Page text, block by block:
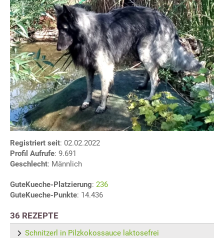
Registriert seit: 02.02.2022
Profil Aufrufe: 9.691
Geschlecht: Männlich
GuteKueche-Platzierung: 236
GuteKueche-Punkte: 14.436
36 REZEPTE
Schnitzerl in Pilzkokossauce laktosefrei